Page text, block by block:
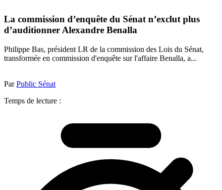
La commission d’enquête du Sénat n’exclut plus
d’auditionner Alexandre Benalla
Philippe Bas, président LR de la commission des Lois du Sénat,
transformée en commission d'enquête sur l'affaire Benalla, a...
ParPublic Sénat
Temps de lecture :